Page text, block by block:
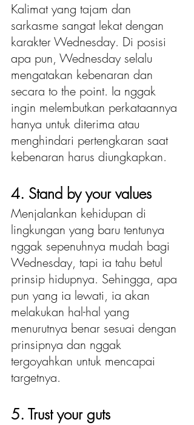
Kalimat yang tajam dan
sarkasme sangat lekat dengan
karakter Wednesday. Di posisi
apa pun, Wednesday selalu
mengatakan kebenaran dan
secara to the point. Ia nggak
ingin melembutkan perkataannya
hanya untuk diterima atau
menghindari pertengkaran saat
kebenaran harus diungkapkan.
4. Stand by your values
Menjalankan kehidupan di
lingkungan yang baru tentunya
nggak sepenuhnya mudah bagi
Wednesday, tapi ia tahu betul
prinsip hidupnya. Sehingga, apa
pun yang ia lewati, ia akan
melakukan hal-hal yang
menurutnya benar sesuai dengan
prinsipnya dan nggak
tergoyahkan untuk mencapai
targetnya.
5. Trust your guts